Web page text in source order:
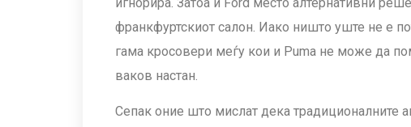
франкфуртскиот салон. Иако ништо уште не е
гама кросовери меѓу кои и Puma не може да
ваков настан.
Сепак оние што мислат дека традиционалните